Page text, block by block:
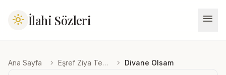
light_mode İlahi Sözleri menu
Ana Sayfa chevron_right Eşref Ziya Terzi chevron_right Divane Olsam